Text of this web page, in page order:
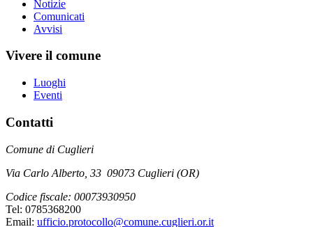
Notizie
Comunicati
Avvisi
Vivere il comune
Luoghi
Eventi
Contatti
Comune di Cuglieri
Via Carlo Alberto, 33 09073 Cuglieri (OR)
Codice fiscale: 00073930950
Tel: 0785368200
Email: ufficio.protocollo@comune.cuglieri.or.it